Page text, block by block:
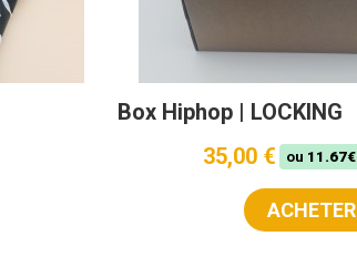
Box Hiphop | LOCKING
35,00 €
ou 11.67€
ACHETER